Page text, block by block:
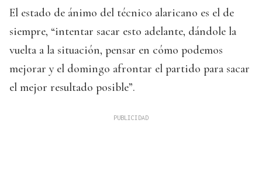
El estado de ánimo del técnico alaricano es el de
siempre, “intentar sacar esto adelante, dándole la
vuelta a la situación, pensar en cómo podemos
mejorar y el domingo afrontar el partido para sacar
el mejor resultado posible”.